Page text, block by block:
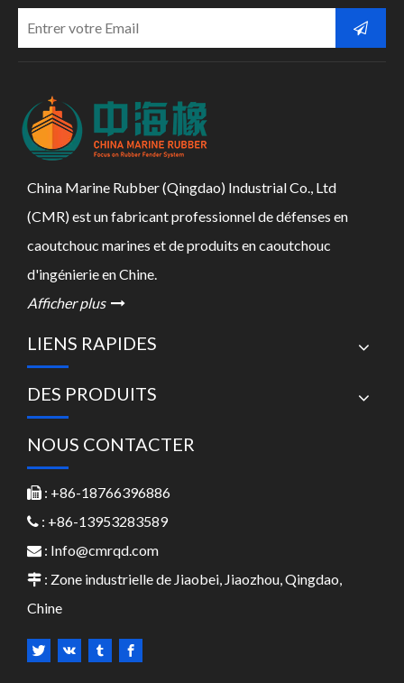
China Marine Rubber (Qingdao) Industrial Co., Ltd
(CMR) est un fabricant professionnel de défenses en
caoutchouc marines et de produits en caoutchouc
d'ingénierie en Chine.
Afficher plus 
LIENS RAPIDES
DES PRODUITS
NOUS CONTACTER
 : +86-18766396886
 : +86-13953283589
 : Info@cmrqd.com
 : Zone industrielle de Jiaobei, Jiaozhou, Qingdao,
Chine